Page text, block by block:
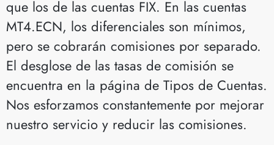
que los de las cuentas FIX. En las cuentas
MT4.ECN, los diferenciales son mínimos,
pero se cobrarán comisiones por separado.
El desglose de las tasas de comisión se
encuentra en la página de Tipos de Cuentas.
Nos esforzamos constantemente por mejorar
nuestro servicio y reducir las comisiones.